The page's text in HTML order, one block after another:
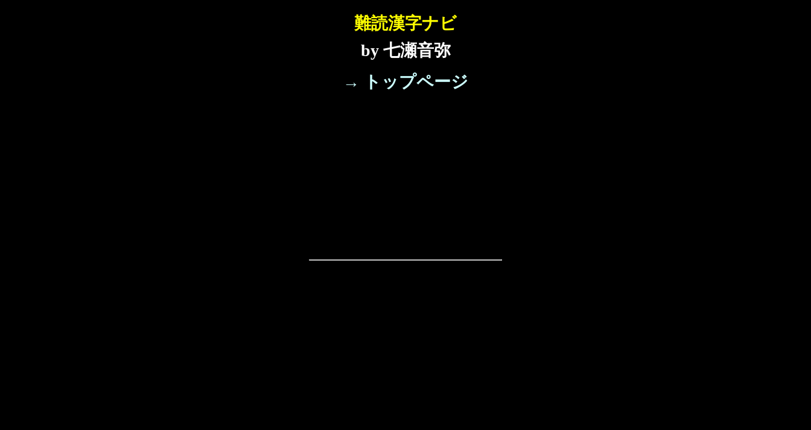
難読漢字ナビ
by 七瀬音弥
→ トップページ